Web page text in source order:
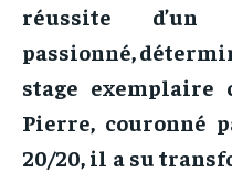
réussite d’un
passionné,
stage exemplaire
Pierre, couronné
20/20, il a su